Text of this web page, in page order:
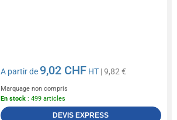
A partir de 9,02 CHF HT | 9,82 €
Marquage non compris
En stock : 499 articles
DEVIS EXPRESS